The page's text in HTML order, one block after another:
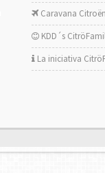
Caravana
KDD´s
La iniciativa